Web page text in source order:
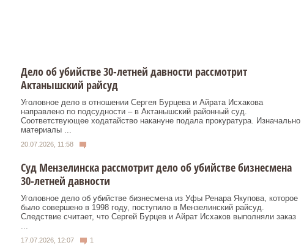
Дело об убийстве 30-летней давности рассмотрит
Актанышский райсуд
Уголовное дело в отношении Сергея Бурцева и Айрата Исхакова
направлено по подсудности – в Актанышский районный суд.
Соответствующее ходатайство накануне подала прокуратура. Изначально
материалы ...
20.07.2026, 11:58
Суд Мензелинска рассмотрит дело об убийстве бизнесмена
30-летней давности
Уголовное дело об убийстве бизнесмена из Уфы Ренара Якупова, которое
было совершено в 1998 году, поступило в Мензелинский райсуд.
Следствие считает, что Сергей Бурцев и Айрат Исхаков выполняли заказ
17.07.2026, 12:07 1